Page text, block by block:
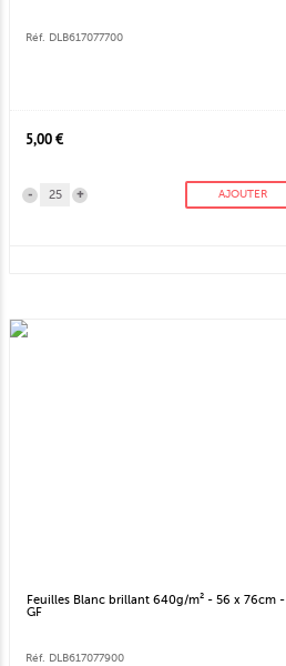
Réf. DLB617077700
5,00 €
+
- AJOUTER
Feuilles Blanc brillant 640g/m² - 56 x 76cm -
GF
Réf. DLB617077900